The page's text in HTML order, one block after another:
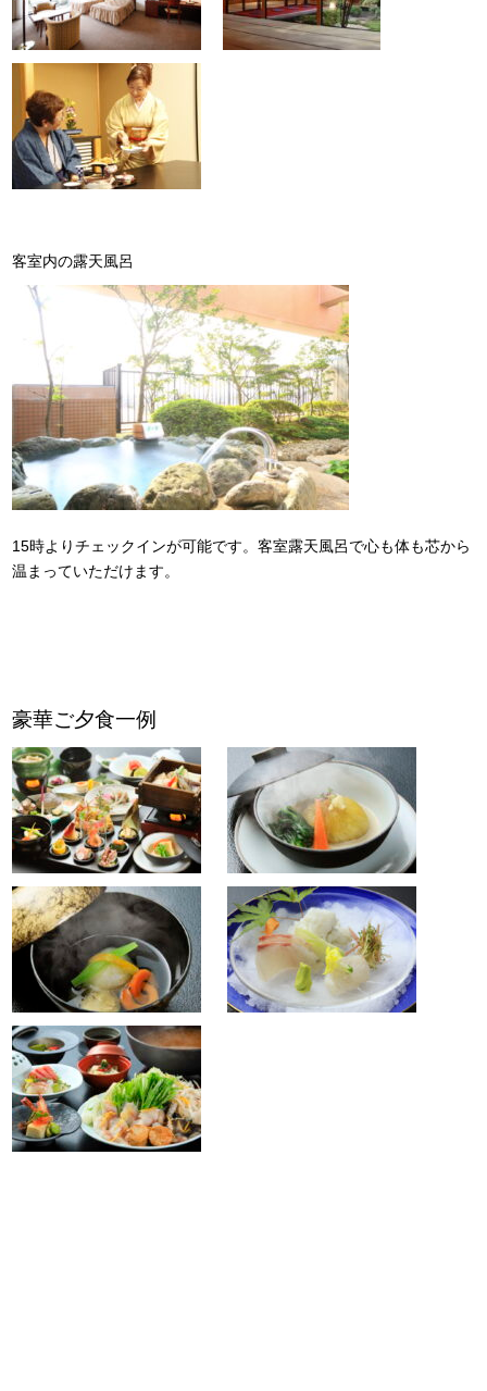
客室内の露天風呂
15時よりチェックインが可能です。客室露天風呂で心も体も芯から
温まっていただけます。
豪華ご夕食一例